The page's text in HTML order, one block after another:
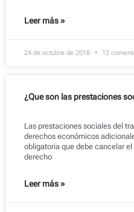
Leer más »
24 de octubre de 2018 12
¿Que son las prestaciones
Las prestaciones sociales del
derechos económicos
obligatoria que debe cancelar
derecho
Leer más »